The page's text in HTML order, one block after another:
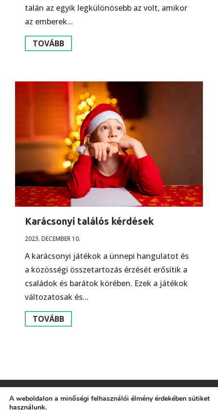
talán az egyik legkülönösebb az volt, amikor
az emberek...
TOVÁBB
Karácsonyi találós kérdések
2023. DECEMBER 10.
A karácsonyi játékok a ünnepi hangulatot és
a közösségi összetartozás érzését erősítik a
családok és barátok körében. Ezek a játékok
változatosak és...
TOVÁBB
A weboldalon a minőségi felhasználói élmény érdekében sütiket
használunk.